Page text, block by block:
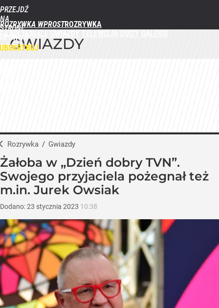
PRZEJDŹ
NA
STRONĘ
GŁÓWNĄ
WPROST.PL
ROZRYWKA WPROST
GWIAZDY
Rozrywka / Gwiazdy
Żałoba w „Dzień dobry TVN”.
Swojego przyjaciela pożegnał też
m.in. Jurek Owsiak
Dodano:23 stycznia 2023 10:38